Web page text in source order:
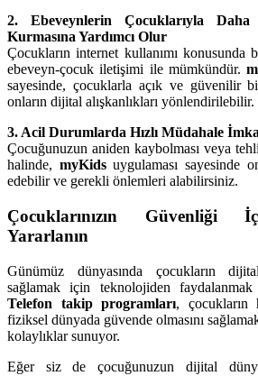
2. Ebeveynlerin Çocuklarıyla
Kurmasına Yardımcı Olur
Çocukların internet kullanımı konusunda
ebeveyn-çocuk iletişimi ile mümkündür.
sayesinde, çocuklarla açık ve güvenilir
onların dijital alışkanlıkları yönlendirilebilir.
3. Acil Durumlarda Hızlı Müdahale
Çocuğunuzun aniden kaybolması veya
halinde, myKidsuygulaması sayesinde
edebilir ve gerekli önlemleri alabilirsiniz.
Çocuklarınızın Güvenliği
Yararlanın
Günümüz dünyasında çocukların
sağlamak için teknolojiden faydalanmak
Telefon takip programları, çocukların
fiziksel dünyada güvende olmasını
kolaylıklar sunuyor.
Eğer siz de çocuğunuzun dijital